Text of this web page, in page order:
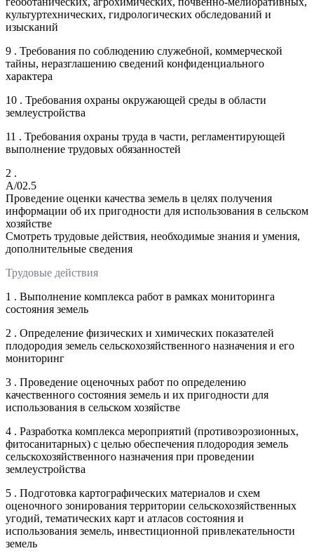
культуртехнических, гидрологических обследований и
изысканий
9 . Требования по соблюдению служебной, коммерческой
тайны, неразглашению сведений конфиденциального
характера
10 . Требования охраны окружающей среды в области
землеустройства
11 . Требования охраны труда в части, регламентирующей
выполнение трудовых обязанностей
2 .
A/02.5
Проведение оценки качества земель в целях получения
информации об их пригодности для использования в сельском
хозяйстве
Смотреть трудовые действия, необходимые знания и умения,
дополнительные сведения
Трудовые действия
1 . Выполнение комплекса работ в рамках мониторинга
состояния земель
2 . Определение физических и химических показателей
плодородия земель сельскохозяйственного назначения и его
мониторинг
3 . Проведение оценочных работ по определению
качественного состояния земель и их пригодности для
использования в сельском хозяйстве
4 . Разработка комплекса мероприятий (противоэрозионных,
фитосанитарных) с целью обеспечения плодородия земель
сельскохозяйственного назначения при проведении
землеустройства
5 . Подготовка картографических материалов и схем
оценочного зонирования территории сельскохозяйственных
угодий, тематических карт и атласов состояния и
использования земель, инвестиционной привлекательности
земель